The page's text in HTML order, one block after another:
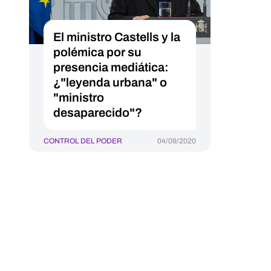
El ministro Castells y la
polémica por su
presencia mediática:
¿"leyenda urbana" o
"ministro
desaparecido"?
CONTROL DEL PODER 04/09/2020